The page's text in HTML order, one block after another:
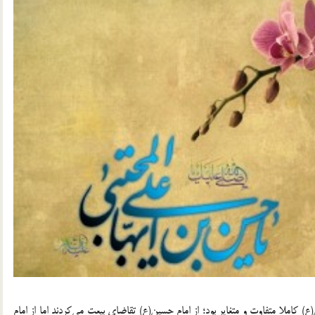
متفاوت و متغایر بود؛ از امام حسین(ع) تقاضاى بیعت مى‌کردند اما از امام